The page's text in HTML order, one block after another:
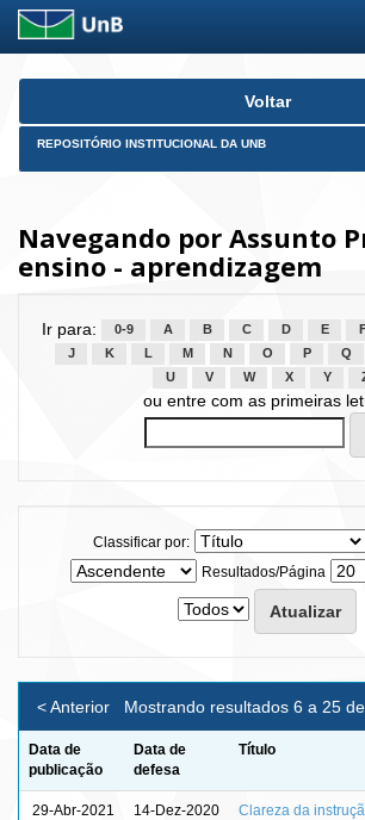
Skip
Voltar
REPOSITÓRIO INSTITUCIONAL DA UNB
Navegando por Assunto
ensino - aprendizagem
Ir para: 0-9 A B C D E
J
K L M N O P Q
U
V W X Y
ou entre com as primeiras
Classificar por:
Resultados/Página
Mostrando resultados 6 a 25
< Anterior
Data de
publicação
Data de
defesa
Título
29-Abr-2021 14-Dez-2020
Clareza da